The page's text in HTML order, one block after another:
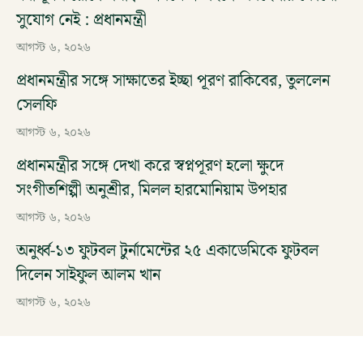
সুযোগ নেই : প্রধানমন্ত্রী
আগস্ট ৬, ২০২৬
প্রধানমন্ত্রীর সঙ্গে সাক্ষাতের ইচ্ছা পূরণ রাকিবের, তুললেন
সেলফি
আগস্ট ৬, ২০২৬
প্রধানমন্ত্রীর সঙ্গে দেখা করে স্বপ্নপূরণ হলো ক্ষুদে
সংগীতশিল্পী অনুশ্রীর, মিলল হারমোনিয়াম উপহার
আগস্ট ৬, ২০২৬
অনুর্ধ্ব-১৩ ফুটবল টুর্নামেন্টের ২৫ একাডেমিকে ফুটবল
দিলেন সাইফুল আলম খান
আগস্ট ৬, ২০২৬